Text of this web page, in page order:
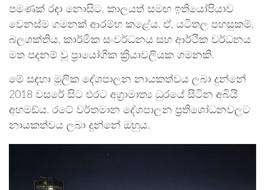
පමණක් රඳා නොසිට, කාලයත් සමඟ ඉතියෝපියාව
වෙනස්ම ගමනක් ආරම්භ කළේය. ඒ, යටිතල පහසුකම්,
බලශක්තිය, කාර්මික සංවර්ධනය සහ ආර්ථික වර්ධනය
මත පදනම් වූ ප්‍රායෝගික ක්‍රියාවලියක ගමනකි.
මේ සඳහා මූලික දේශපාලන නායකත්වය ලබා දුන්නේ
2018 වසරේ සිට එරට අග්‍රාමාත්‍ය ධුරයේ සිටින අබියි
අහමඩ්ය. රටේ වර්තමාන දේශපාලන ප්‍රතිශෝධනවලට
නායකත්වය ලබා දුන්නේ ඔහුය.